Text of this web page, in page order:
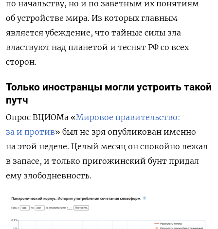
по начальству, но и по заветным их понятиям
об устройстве мира. Из которых главным
является убеждение, что тайные силы зла
властвуют над планетой и теснят РФ со всех
сторон.
Только иностранцы могли устроить такой
путч
Опрос ВЦИОМа «Мировое правительство:
за и против» был не зря опубликован именно
на этой неделе. Целый месяц он спокойно лежал
в запасе, и только пригожинский бунт придал
ему злободневность.